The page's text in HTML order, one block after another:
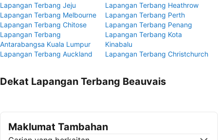
Lapangan Terbang Jeju
Lapangan Terbang Heathrow
Lapangan Terbang Melbourne
Lapangan Terbang Perth
Lapangan Terbang Chitose
Lapangan Terbang Penang
Lapangan Terbang
Antarabangsa Kuala Lumpur
Lapangan Terbang Kota
Kinabalu
Lapangan Terbang Auckland
Lapangan Terbang Christchurch
Dekat Lapangan Terbang Beauvais
Maklumat Tambahan